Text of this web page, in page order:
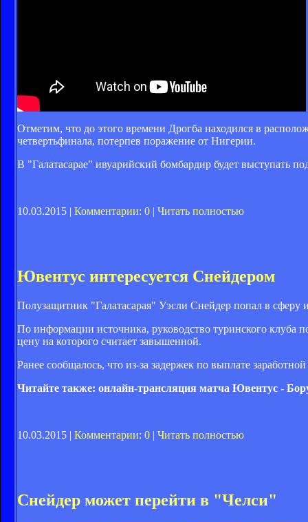
Отметим, что до этого времени Дрогба находился в
четвертьфинала, потерпев поражение от Нигерии.
В "Галатасарае" ивуарийский бомбардир будет выступать
10.03.2015 | Комментарии: 0 | Читать полностью
Ювентус интересуется Снейдером
Полузащитник "Галатасарая" Уэсли Снейдер попал в сферу
По информации источника, руководство туринского клуба
цену на которого считает завышенной.
Ранее сообщалось, что из-за задержек по выплате
Читайте также: онлайн-трансляция матча Ювентус -
10.03.2015 | Комментарии: 0 | Читать полностью
Снейдер может перейти в "Челси"